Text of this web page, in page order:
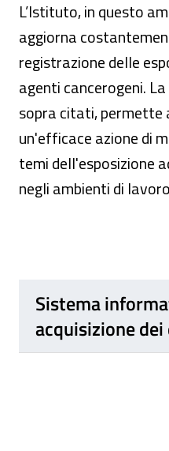
L’Istituto, in questo
aggiorna
registrazione delle
agenti cancerogeni.
sopra citati,
un'efficace azione di
temi dell'esposizione
negli ambienti di
Sistema
acquisizione